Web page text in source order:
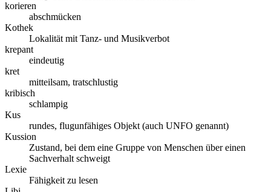
korieren
abschmücken
Kothek
Lokalität mit Tanz- und Musikverbot
krepant
eindeutig
kret
mitteilsam, tratschlustig
kribisch
schlampig
Kus
rundes, flugunfähiges Objekt (auch UNFO genannt)
Kussion
Zustand, bei dem eine Gruppe von Menschen über einen
Sachverhalt schweigt
Lexie
Fähigkeit zu lesen